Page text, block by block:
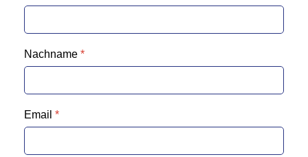
Nachname *
Email *